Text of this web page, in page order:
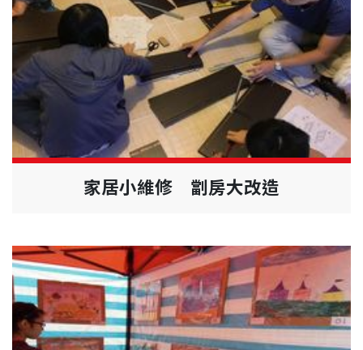
家居小維修 劏房大改造